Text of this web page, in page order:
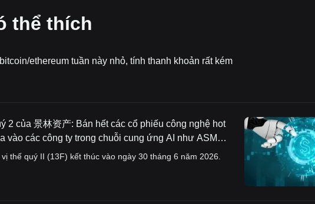
thể thích
ethereum tuần này nhỏ, tính thanh khoản rất kém
2 của 景林资产: Bán hết các cổ phiếu công nghệ hot
vào các công ty trong chuỗi cung ứng AI như ASML
thế quý II (13F) kết thúc vào ngày 30 tháng 6 năm 2026.